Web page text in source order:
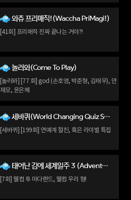
와츄 프리매직!(Waccha PriMagi!)
[41회] 프리매직 진짜 끝나는 거야?!
놀러와(Come To Play)
[놀러와] [77 회] god (손호영, 박준형, 김태우), 안
재모, 윤은혜
세바퀴(World Changing Quiz Show)
[세바퀴] [199회] 연예계 절친, 혹은 라이벌 특집
태어난 김에 세계일주 3 (Adventure by Accident 3)
[7회] 웰컴 투 마다랜드, 웰컴 우리 형!